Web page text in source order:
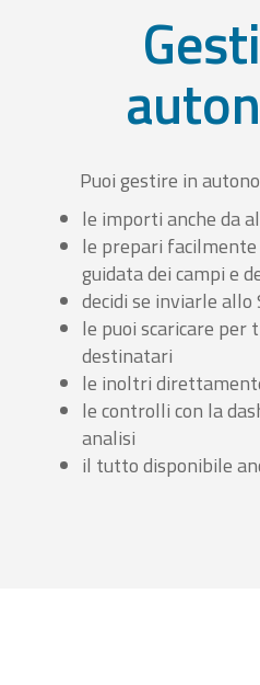
Puoi gestire in
le importi anche da
le prepari
guidata dei campi e
decidi se inviarle allo
le puoi scaricare
destinatari
le inoltri
le controlli con la
analisi
il tutto disponibile